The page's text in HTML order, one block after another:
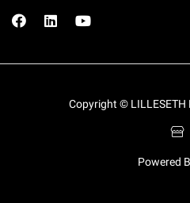
Copyright © LILLESETH
Powered